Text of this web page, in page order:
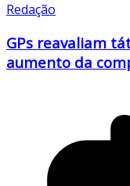
Redação
GPs reavaliam
aumento da